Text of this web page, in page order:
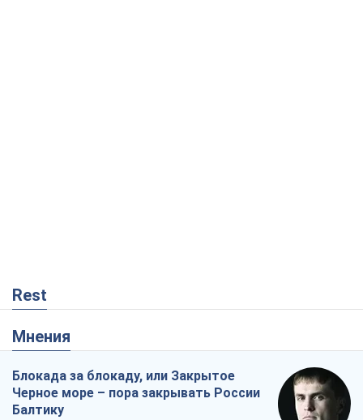
Rest
Мнения
Блокада за блокаду, или Закрытое
Черное море – пора закрывать России
Балтику